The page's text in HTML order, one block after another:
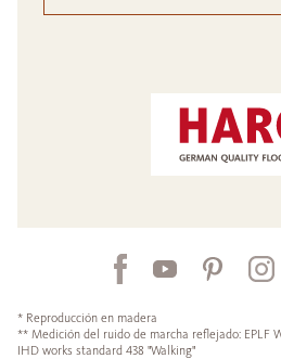
* Reproducción en madera
** Medición del ruido de marcha reflejado: EPLF
IHD works standard 438 "Walking"